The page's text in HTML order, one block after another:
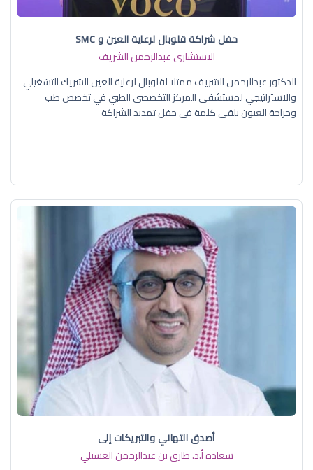
حفل شراكة قلوبال لرعاية العين و SMC
الاستشاري عبدالرحمن الشريف
الدكتور عبدالرحمن الشريف ممثلا لقلوبال لرعاية العين الشريك التشغيلي
والاستراتيجي لمستشفى المركز التخصصي الطبي في تخصص طب
وجراحة العيون يلقي كلمة في حفل تمديد الشراكة
أصدق التهاني والتبريكات إلى
سعادة أ.د. ​طارق بن عبدالرحمن العسبلي